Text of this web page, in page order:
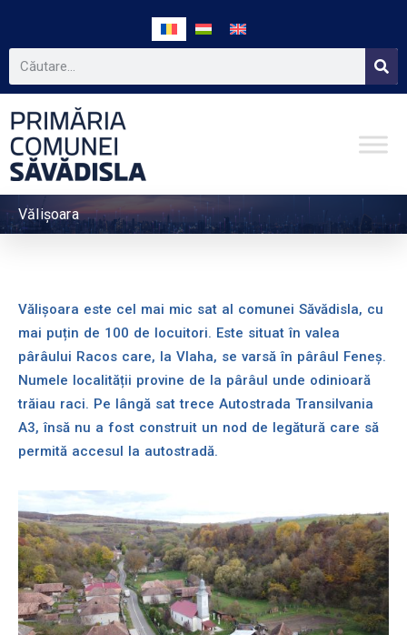
Vălișoara
Vălișoara este cel mai mic sat al comunei Săvădisla, cu
mai puțin de 100 de locuitori. Este situat în valea
pârâului Racos care, la Vlaha, se varsă în pârâul Feneș.
Numele localității provine de la pârâul unde odinioară
trăiau raci. Pe lângă sat trece Autostrada Transilvania
A3, însă nu a fost construit un nod de legătură care să
permită accesul la autostradă.